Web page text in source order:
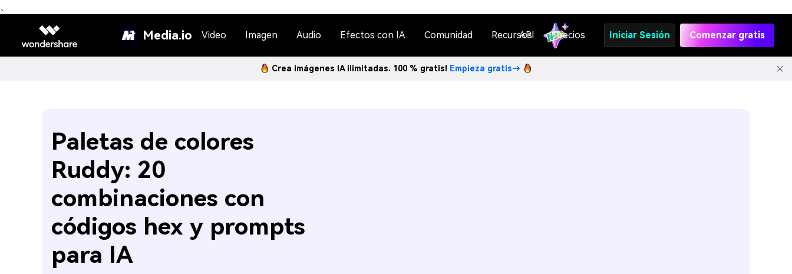
、
Media.io Video Imagen Audio Efectos con IA Comunidad Recursos
API Precios Iniciar Sesión Comenzar gratis
Crea imágenes IA ilimitadas. 100 % gratis! Empieza gratis→
Paletas de colores
Ruddy: 20
combinaciones con
códigos hex y prompts
para IA